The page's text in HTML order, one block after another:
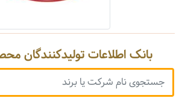
بانک اطلاعات تولیدکنندگان